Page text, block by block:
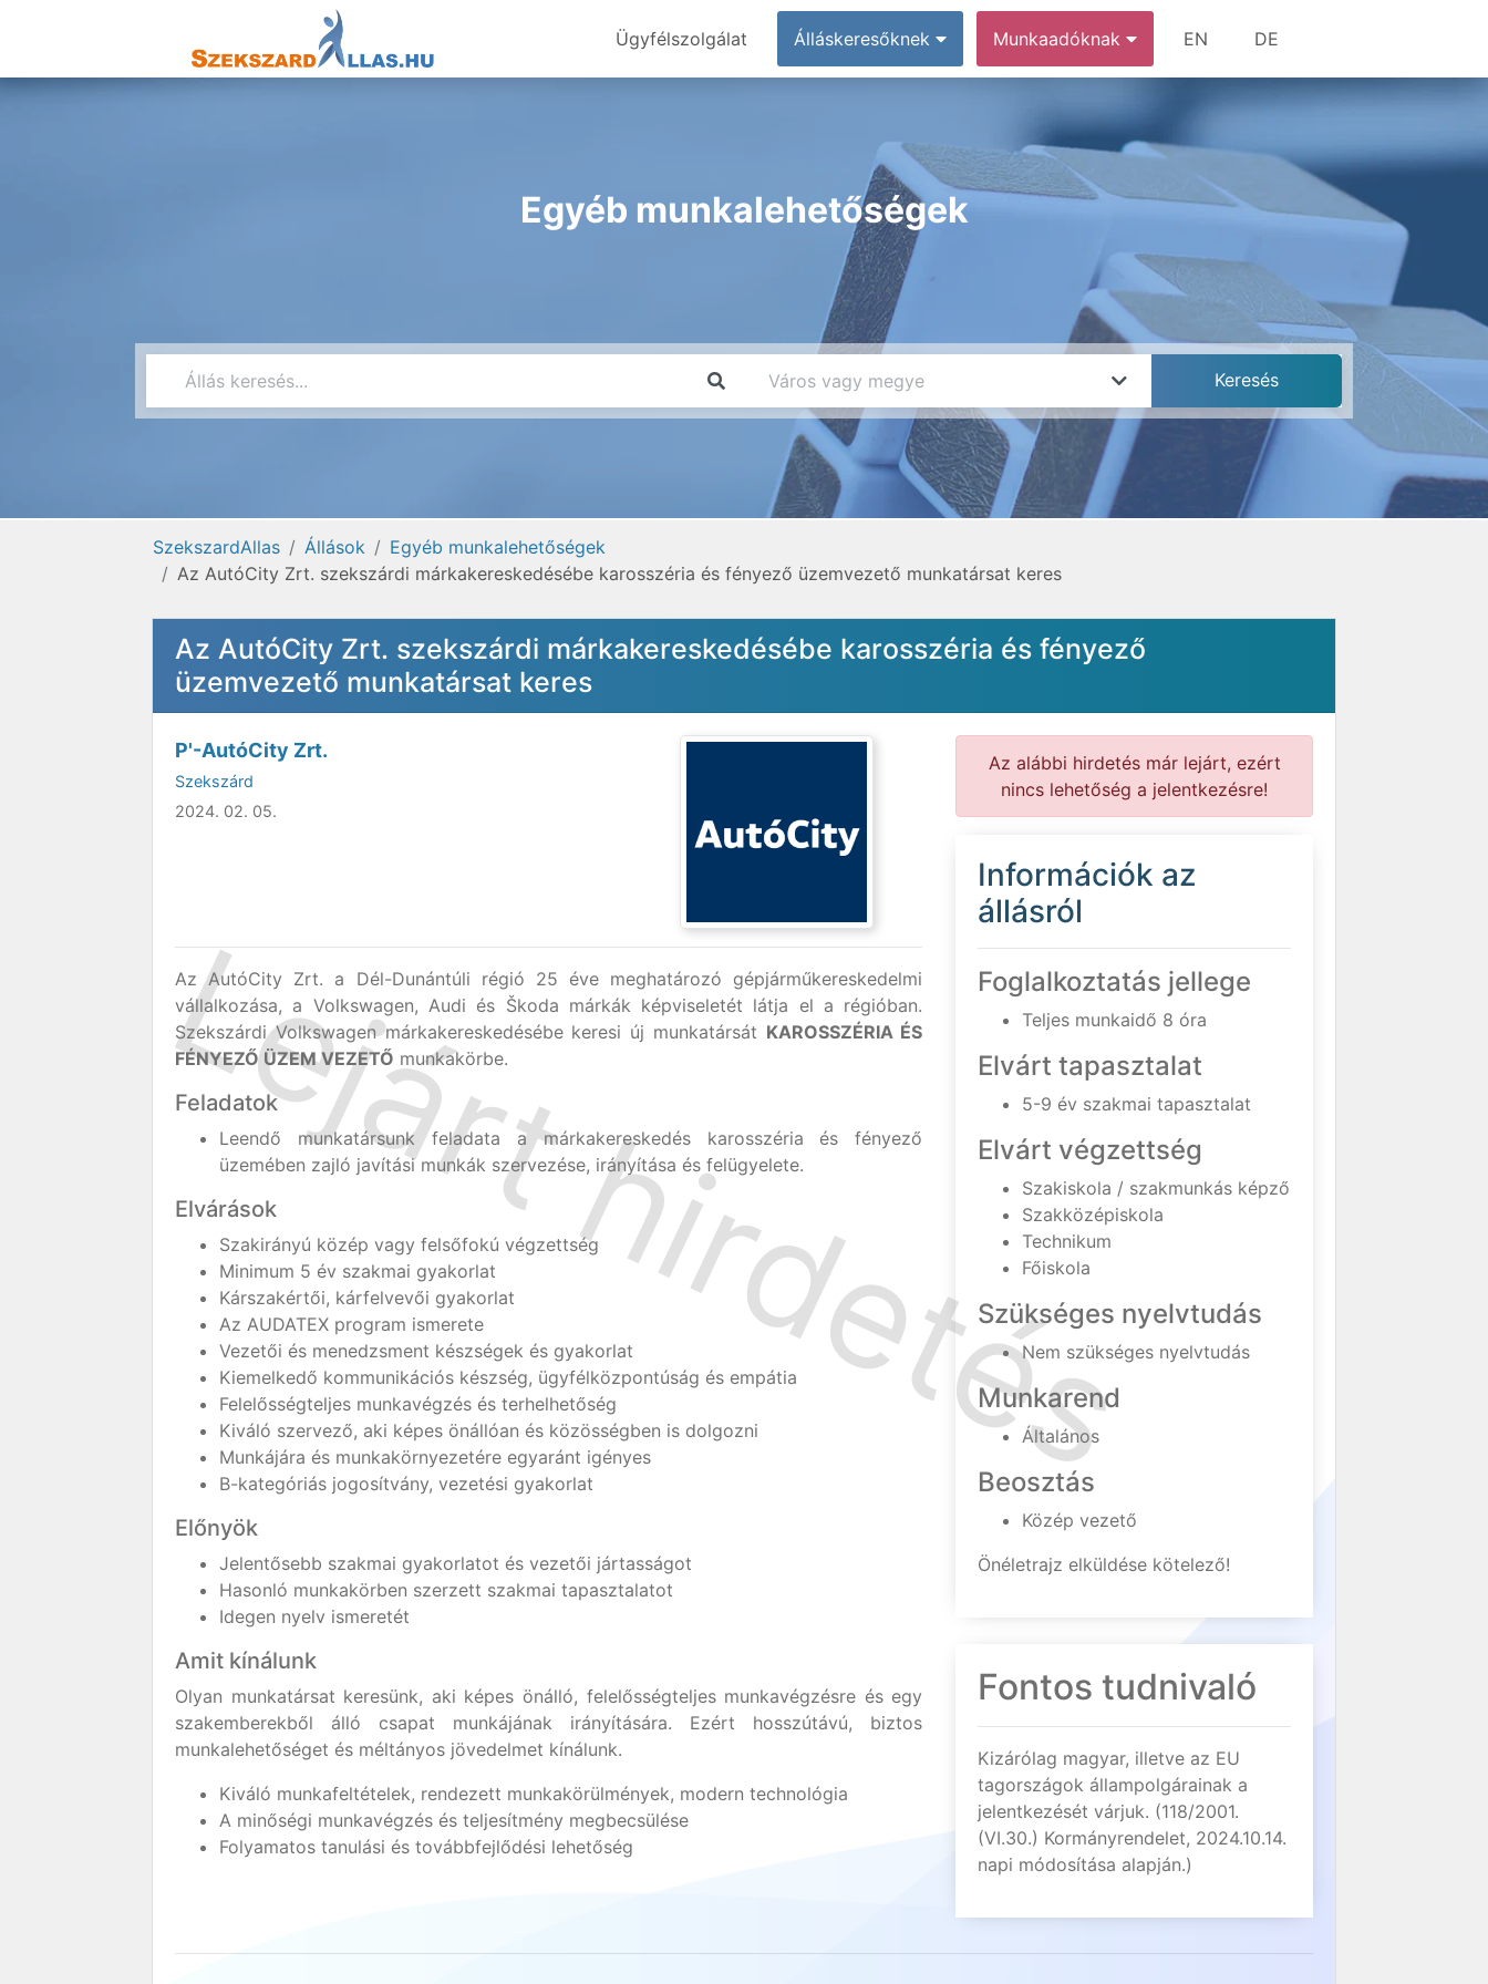
Ügyfélszolgálat Álláskeresőknek Munkaadóknak EN DE
Egyéb munkalehetőségek
SzekszardAllas Állások
Egyéb munkalehetőségek
Az AutóCity Zrt. szekszárdi márkakereskedésébe karosszéria és fényező üzemvezető munkatársat keres
Az AutóCity Zrt. szekszárdi márkakereskedésébe karosszéria és fényező
üzemvezető munkatársat keres
P'-AutóCity Zrt.
Szekszárd
2024. 02. 05.
Az AutóCity Zrt. a Dél-Dunántúli régió 25 éve meghatározó gépjárműkereskedelmi
vállalkozása, a Volkswagen, Audi és Škoda márkák képviseletét látja el a régióban.
Szekszárdi Volkswagen márkakereskedésébe keresi új munkatársát KAROSSZÉRIA ÉS
FÉNYEZŐ ÜZEM VEZETŐ munkakörbe.
Feladatok
Leendő munkatársunk feladata a márkakereskedés karosszéria és fényező
üzemében zajló javítási munkák szervezése, irányítása és felügyelete.
Elvárások
Szakirányú közép vagy felsőfokú végzettség
Minimum 5 év szakmai gyakorlat
Kárszakértői, kárfelvevői gyakorlat
Az AUDATEX program ismerete
Vezetői és menedzsment készségek és gyakorlat
Kiemelkedő kommunikációs készség, ügyfélközpontúság és empátia
Felelősségteljes munkavégzés és terhelhetőség
Kiváló szervező, aki képes önállóan és közösségben is dolgozni
Munkájára és munkakörnyezetére egyaránt igényes
B-kategóriás jogosítvány, vezetési gyakorlat
Előnyök
Jelentősebb szakmai gyakorlatot és vezetői jártasságot
Hasonló munkakörben szerzett szakmai tapasztalatot
Idegen nyelv ismeretét
Amit kínálunk
Olyan munkatársat keresünk, aki képes önálló, felelősségteljes munkavégzésre és egy
szakemberekből álló csapat munkájának irányítására. Ezért hosszútávú, biztos
munkalehetőséget és méltányos jövedelmet kínálunk.
Kiváló munkafeltételek, rendezett munkakörülmények, modern technológia
A minőségi munkavégzés és teljesítmény megbecsülése
Folyamatos tanulási és továbbfejlődési lehetőség
Az alábbi hirdetés már lejárt, ezért
nincs lehetőség a jelentkezésre!
Információk az
állásról
Foglalkoztatás jellege
Teljes munkaidő 8 óra
Elvárt tapasztalat
5-9 év szakmai tapasztalat
Elvárt végzettség
Szakiskola / szakmunkás képző
Szakközépiskola
Technikum
Főiskola
Szükséges nyelvtudás
Nem szükséges nyelvtudás
Munkarend
Általános
Beosztás
Közép vezető
Önéletrajz elküldése kötelező!
Fontos tudnivaló
Kizárólag magyar, illetve az EU
tagországok állampolgárainak a
jelentkezését várjuk. (118/2001.
(VI.30.) Kormányrendelet, 2024.10.14.
napi módosítása alapján.)